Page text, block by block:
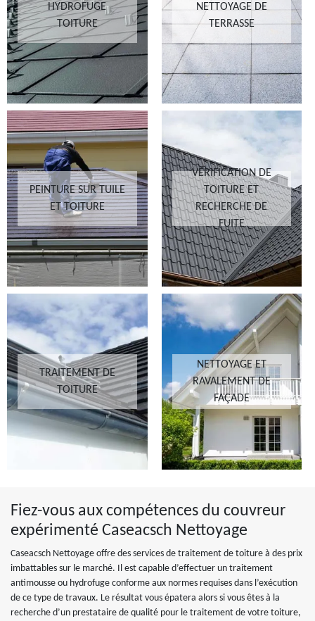
HYDROFUGE
TOITURE
NETTOYAGE DE
TERRASSE
PEINTURE SUR TUILE
ET TOITURE
VÉRIFICATION DE
TOITURE ET
RECHERCHE DE
FUITE
TRAITEMENT DE
TOITURE
NETTOYAGE ET
RAVALEMENT DE
FAÇADE
Fiez-vous aux compétences du couvreur
expérimenté Caseacsch Nettoyage
Caseacsch Nettoyage offre des services de traitement de toiture à des prix
imbattables sur le marché. Il est capable d’effectuer un traitement
antimousse ou hydrofuge conforme aux normes requises dans l’exécution
de ce type de travaux. Le résultat vous épatera alors si vous êtes à la
recherche d’un prestataire de qualité pour le traitement de votre toiture,